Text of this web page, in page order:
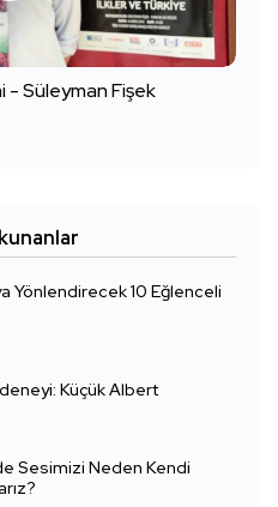
- Süleyman Fişek
Yönlendirecek 10 Eğlenceli
Küçük Albert
Sesimizi Neden Kendi